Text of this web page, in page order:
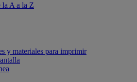
la A a la Z
y materiales para imprimir